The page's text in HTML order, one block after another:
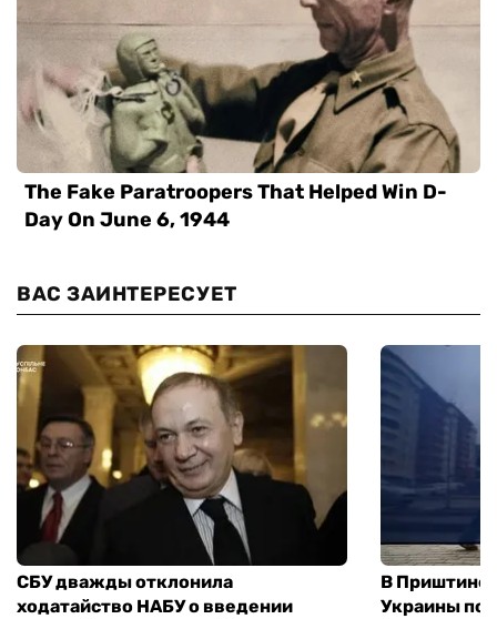
ВАС ЗАИНТЕРЕСУЕТ
СБУ дважды отклонила
ходатайство НАБУ о введении
В Приштине
Украины